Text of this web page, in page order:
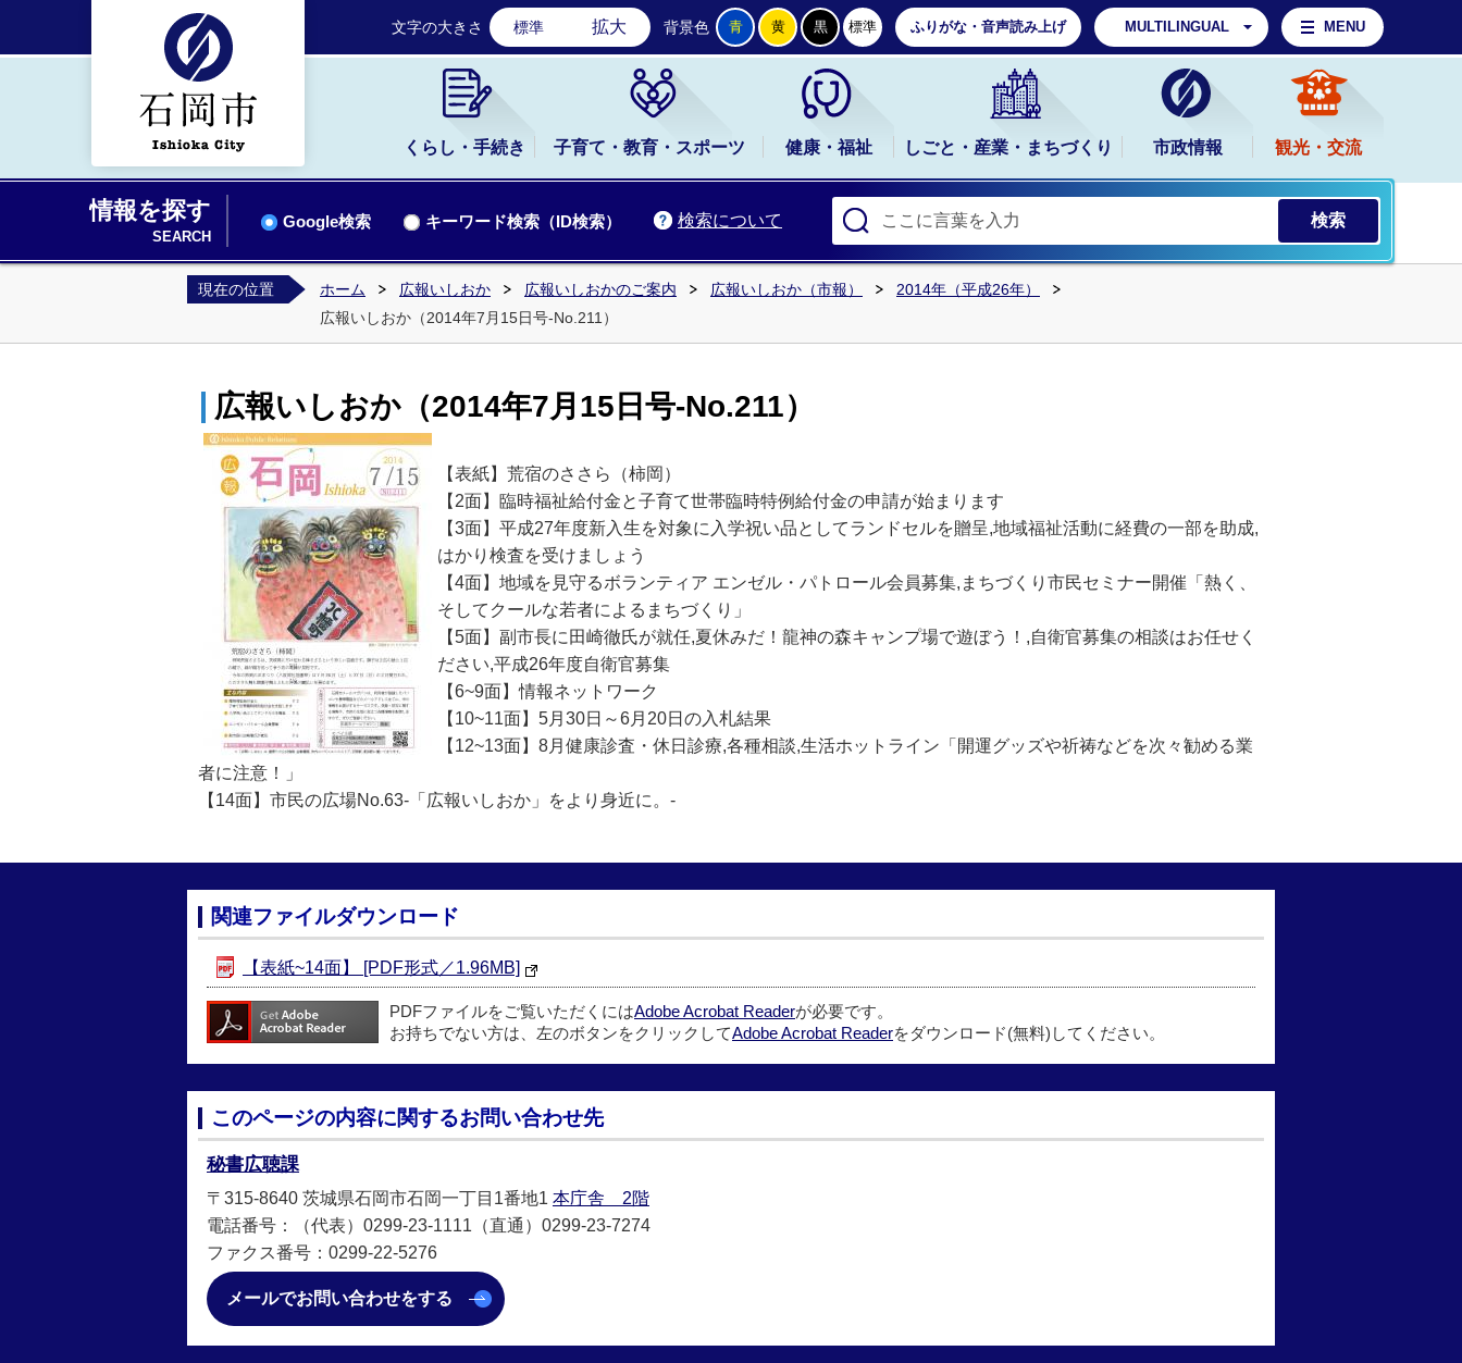
石岡市公式ホームページ
文字の大きさ 標準 拡大 背景色 青 黄 黒 標準 ふりがな・音声読み上げ MULTILINGUAL MENU
くらし・手続き 子育て・教育・スポーツ 健康・福祉 しごと・産業・まちづくり 市政情報 観光・交流
情報を探す
SEARCH
検索について
Google検索 キーワード検索（ID検索）
現在の位置 ホーム 広報いしおか 広報いしおかのご案内 広報いしおか（市報）
2014年（平成26年）
広報いしおか（2014年7月15日号-No.211）
広報いしおか（2014年7月15日号-No.211）
【表紙】荒宿のささら（柿岡）
【2面】臨時福祉給付金と子育て世帯臨時特例給付金の申請が始まります
【3面】平成27年度新入生を対象に入学祝い品としてランドセルを贈呈,地域福祉活動に経費の一部を助成,
はかり検査を受けましょう
【4面】地域を見守るボランティア エンゼル・パトロール会員募集,まちづくり市民セミナー開催「熱く、
そしてクールな若者によるまちづくり」
【5面】副市長に田崎徹氏が就任,夏休みだ！龍神の森キャンプ場で遊ぼう！,自衛官募集の相談はお任せく
ださい,平成26年度自衛官募集
【6~9面】情報ネットワーク
【10~11面】5月30日～6月20日の入札結果
【12~13面】8月健康診査・休日診療,各種相談,生活ホットライン「開運グッズや祈祷などを次々勧める業
者に注意！」
【14面】市民の広場No.63-「広報いしおか」をより身近に。-
関連ファイルダウンロード
【表紙~14面】 [PDF形式／1.96MB]
PDFファイルをご覧いただくにはAdobe Acrobat Readerが必要です。
お持ちでない方は、左のボタンをクリックしてAdobe Acrobat Readerをダウンロード(無料)してください。
このページの内容に関するお問い合わせ先
秘書広聴課
〒315-8640 茨城県石岡市石岡一丁目1番地1 本庁舎 2階
電話番号：（代表）0299-23-1111（直通）0299-23-7274
ファクス番号：0299-22-5276
メールでお問い合わせをする